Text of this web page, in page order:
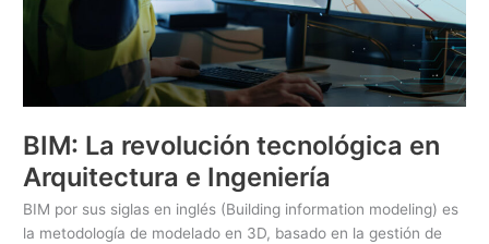
BIM: La revolución tecnológica en
Arquitectura e Ingeniería
BIM por sus siglas en inglés (Building information modeling) es
la metodología de modelado en 3D, basado en la gestión de